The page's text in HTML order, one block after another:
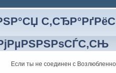
Если ты не соединен с